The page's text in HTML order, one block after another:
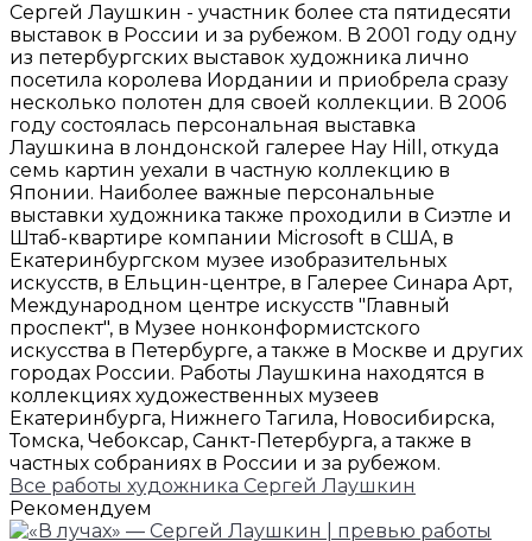
Сергей Лаушкин - участник более ста пятидесяти
выставок в России и за рубежом. В 2001 году одну
из петербургских выставок художника лично
посетила королева Иордании и приобрела сразу
несколько полотен для своей коллекции. В 2006
году состоялась персональная выставка
Лаушкина в лондонской галерее Hay Hill, откуда
семь картин уехали в частную коллекцию в
Японии. Наиболее важные персональные
выставки художника также проходили в Сиэтле и
Штаб-квартире компании Microsoft в США, в
Екатеринбургском музее изобразительных
искусств, в Ельцин-центре, в Галерее Синара Арт,
Международном центре искусств "Главный
проспект", в Музее нонконформистского
искусства в Петербурге, а также в Москве и других
городах России. Работы Лаушкина находятся в
коллекциях художественных музеев
Екатеринбурга, Нижнего Тагила, Новосибирска,
Томска, Чебоксар, Санкт-Петербурга, а также в
частных собраниях в России и за рубежом.
Все работы художника Сергей Лаушкин
Рекомендуем